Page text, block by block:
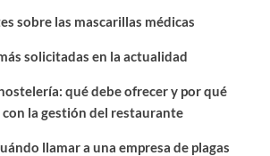
sobre las mascarillas médicas
solicitadas en la actualidad
qué debe ofrecer y por qué
la gestión del restaurante
llamar a una empresa de plagas